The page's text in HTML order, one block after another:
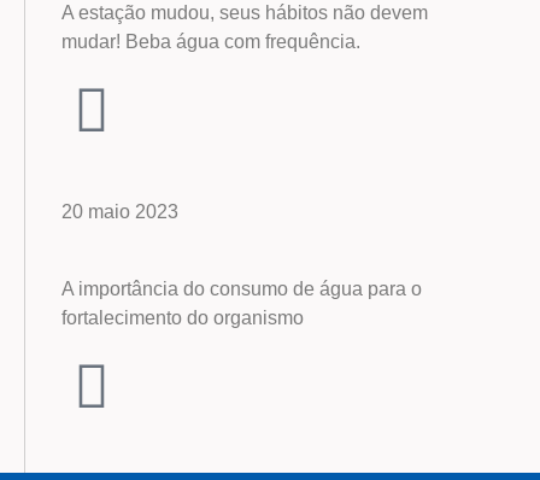
A estação mudou, seus hábitos não devem
mudar! Beba água com frequência.
20 maio 2023
A importância do consumo de água para o
fortalecimento do organismo